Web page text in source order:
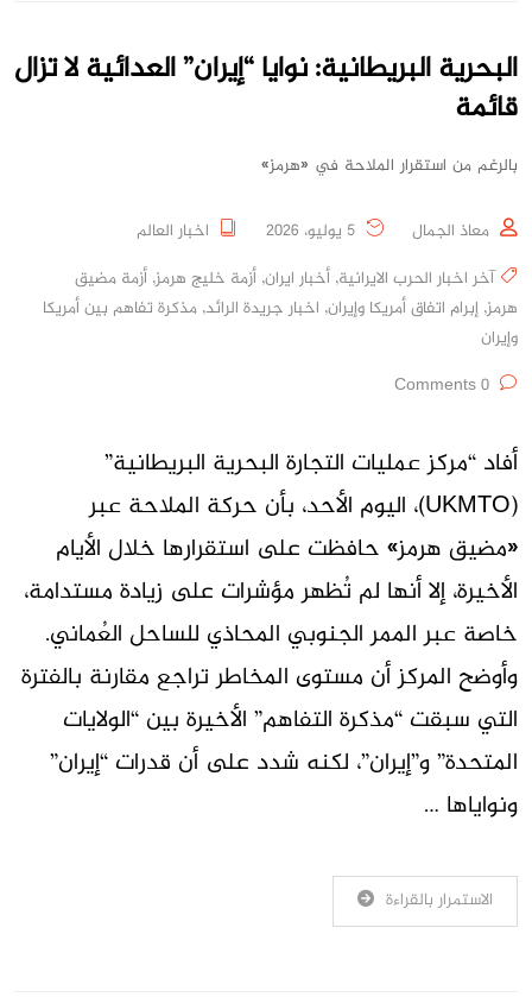
البحرية البريطانية: نوايا “إيران” العدائية لا تزال
قائمة
بالرغم من استقرار الملاحة في «هرمز»
معاذ الجمال
اخبار العالم
آخر اخبار الحرب الايرانية, أخبار ايران, أزمة خليج هرمز, أزمة مضيق
هرمز, إبرام اتفاق أمريكا وإيران, اخبار جريدة الرائد, مذكرة تفاهم بين أمريكا
وإيران
أفاد “مركز عمليات التجارة البحرية البريطانية”
(UKMTO)، اليوم الأحد، بأن حركة الملاحة عبر
«مضيق هرمز» حافظت على استقرارها خلال الأيام
الأخيرة، إلا أنها لم تُظهر مؤشرات على زيادة مستدامة،
خاصة عبر الممر الجنوبي المحاذي للساحل العُماني.
وأوضح المركز أن مستوى المخاطر تراجع مقارنة بالفترة
التي سبقت “مذكرة التفاهم” الأخيرة بين “الولايات
المتحدة” و”إيران”، لكنه شدد على أن قدرات “إيران”
ونواياها …
الاستمرار بالقراءة